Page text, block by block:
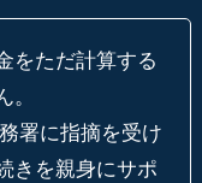
をただ計算する
。
署に指摘を受け
きを親身にサポ